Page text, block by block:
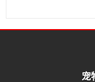
宠